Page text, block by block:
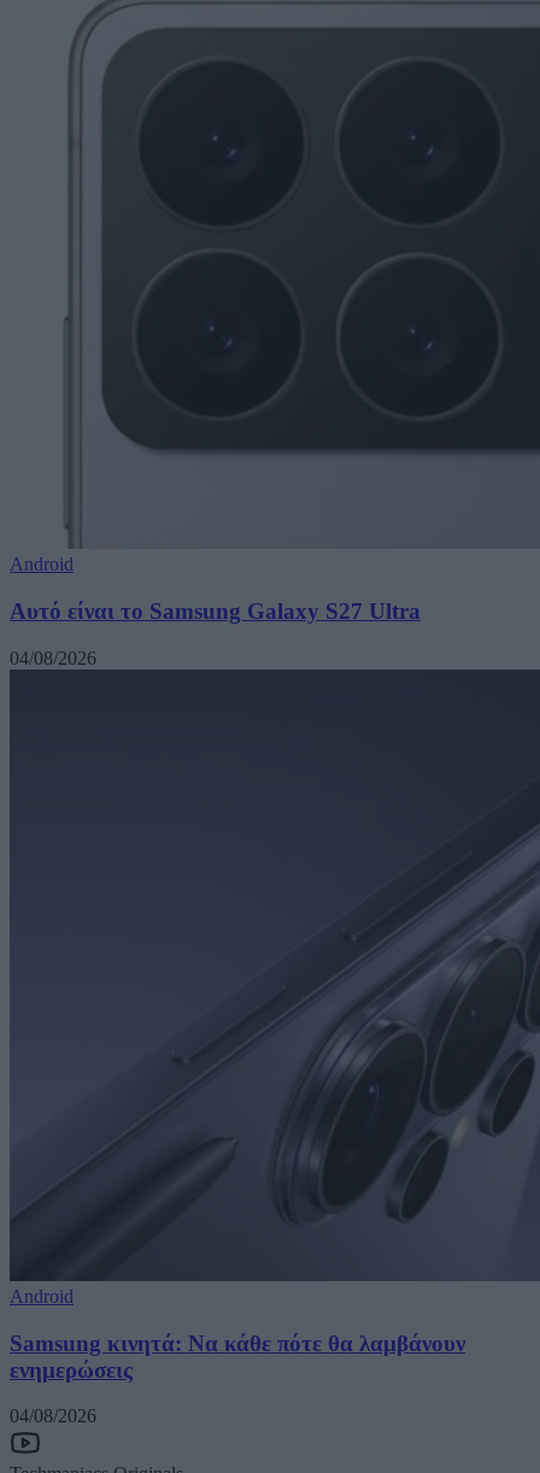
Android
Αυτό είναι το Samsung Galaxy S27 Ultra
04/08/2026
Android
Samsung κινητά: Να κάθε πότε θα λαμβάνουν
ενημερώσεις
04/08/2026